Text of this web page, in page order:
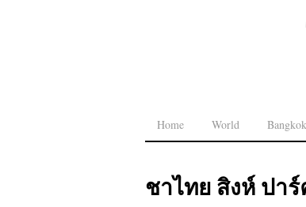
Home World Bangkok
ชาไทย สิงห์ ปาร์